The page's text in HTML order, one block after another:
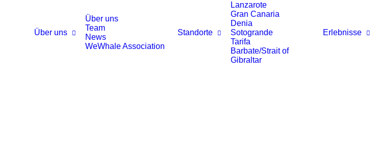
Über uns
Über uns
Team
News
WeWhale Association
Standorte
Lanzarote
Gran Canaria
Denia
Sotogrande
Tarifa
Barbate/Strait of
Gibraltar
Erlebnisse